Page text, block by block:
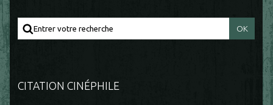
CITATION CINÉPHILE